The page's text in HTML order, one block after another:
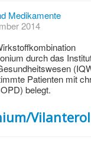
Medikamente
2014
durch das
Patienten mit
belegt.
Vilanterol